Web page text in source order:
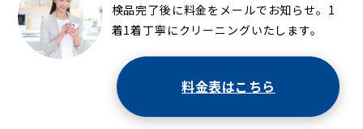
検品完了後に料金をメールでお知らせ。1
着1着丁寧にクリーニングいたします。
料金表はこちら